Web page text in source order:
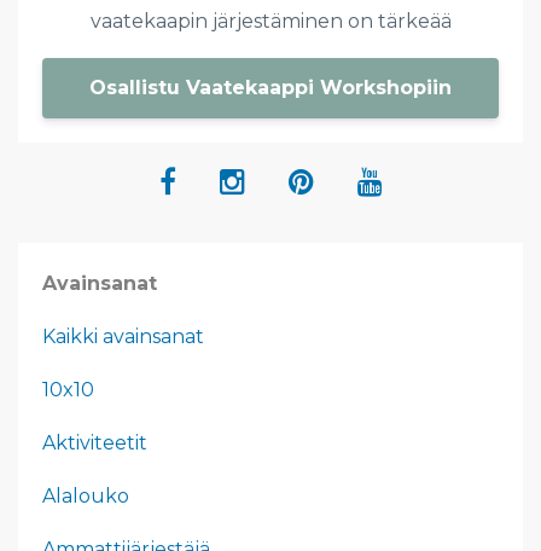
vaatekaapin järjestäminen on tärkeää
Osallistu Vaatekaappi Workshopiin
Avainsanat
Kaikki avainsanat
10x10
Aktiviteetit
Alalouko